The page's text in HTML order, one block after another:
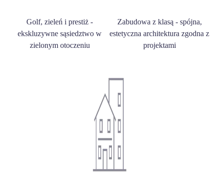
Golf, zieleń i prestiż -
ekskluzywne sąsiedztwo w
zielonym otoczeniu
Zabudowa z klasą - spójna,
estetyczna architektura zgodna z
projektami